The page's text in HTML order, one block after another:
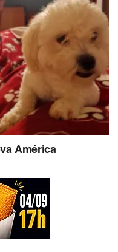
América